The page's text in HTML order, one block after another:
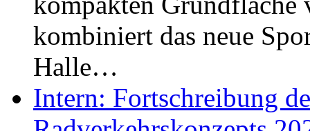
kombiniert das neue
Halle…
Intern: Fortschreibung